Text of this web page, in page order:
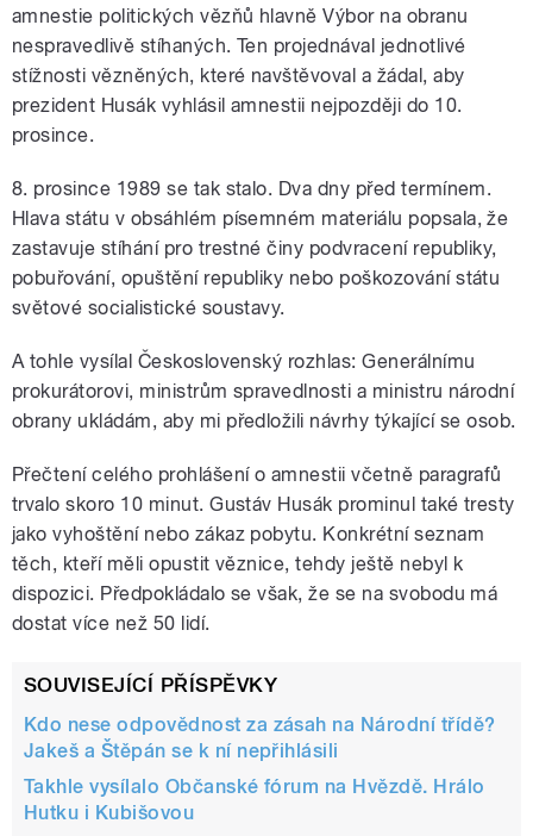
amnestie politických vězňů hlavně Výbor na obranu
nespravedlivě stíhaných. Ten projednával jednotlivé
stížnosti vězněných, které navštěvoval a žádal, aby
prezident Husák vyhlásil amnestii nejpozději do 10.
prosince.
8. prosince 1989 se tak stalo. Dva dny před termínem.
Hlava státu v obsáhlém písemném materiálu popsala, že
zastavuje stíhání pro trestné činy podvracení republiky,
pobuřování, opuštění republiky nebo poškozování státu
světové socialistické soustavy.
A tohle vysílal Československý rozhlas: Generálnímu
prokurátorovi, ministrům spravedlnosti a ministru národní
obrany ukládám, aby mi předložili návrhy týkající se osob.
Přečtení celého prohlášení o amnestii včetně paragrafů
trvalo skoro 10 minut. Gustáv Husák prominul také tresty
jako vyhoštění nebo zákaz pobytu. Konkrétní seznam
těch, kteří měli opustit věznice, tehdy ještě nebyl k
dispozici. Předpokládalo se však, že se na svobodu má
dostat více než 50 lidí.
SOUVISEJÍCÍ PŘÍSPĚVKY
Kdo nese odpovědnost za zásah na Národní třídě?
Jakeš a Štěpán se k ní nepřihlásili
Takhle vysílalo Občanské fórum na Hvězdě. Hrálo
Hutku i Kubišovou